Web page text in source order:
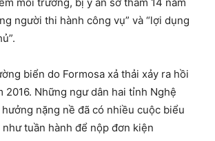
người thi hành công vụ” và “lợi dụng
biển do Formosa xả thải xảy ra hồi
2016. Những ngư dân hai tỉnh Nghệ
nặng nề đã có nhiều cuộc biểu
tuần hành để nộp đơn kiện